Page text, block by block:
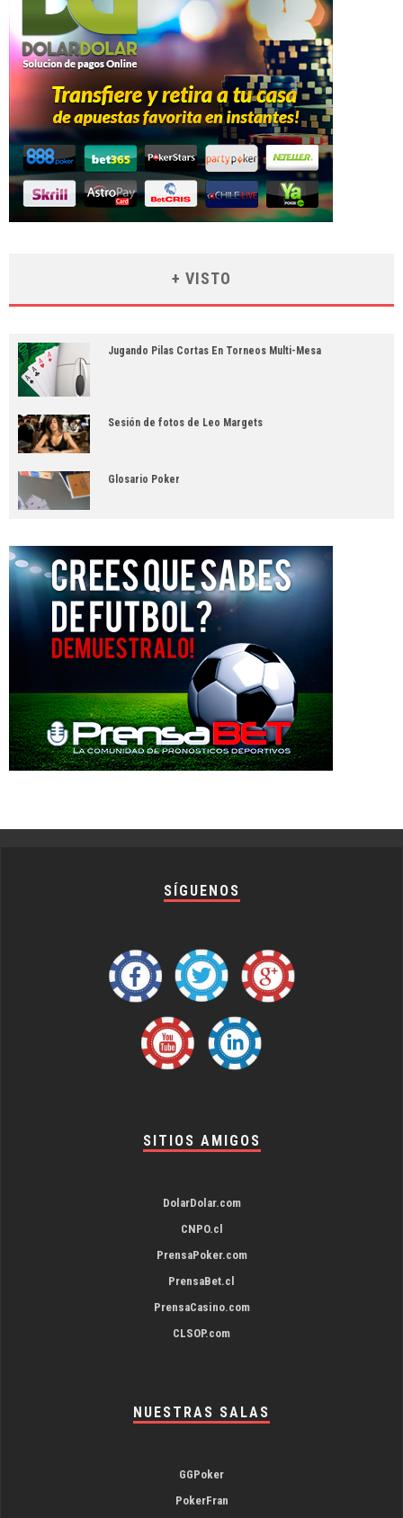
+ VISTO
Jugando Pilas Cortas En Torneos Multi-Mesa
Sesión de fotos de Leo Margets
Glosario Poker
SÍGUENOS
SITIOS AMIGOS
DolarDolar.com
CNPO.cl
PrensaPoker.com
PrensaBet.cl
PrensaCasino.com
CLSOP.com
NUESTRAS SALAS
GGPoker
PokerFran